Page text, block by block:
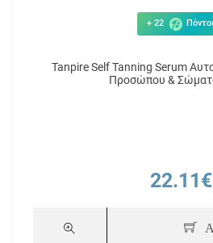
+ 22
Tanpire Self Tanning Serum
Προσώπου &
22.11€